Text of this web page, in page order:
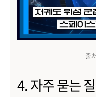
출
4. 자주 묻는